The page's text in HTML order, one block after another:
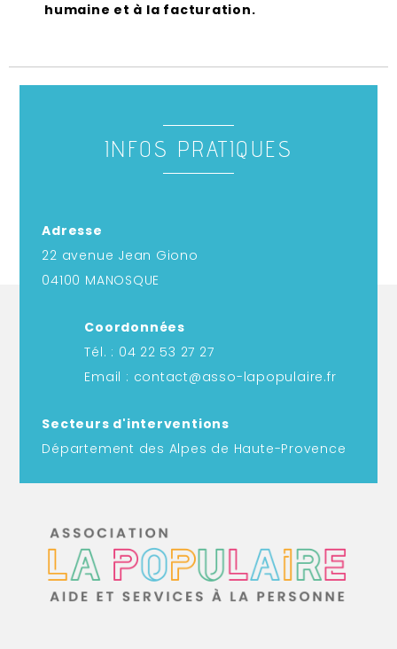
humaine et à la facturation.
INFOS PRATIQUES
Adresse
22 avenue Jean Giono
04100 MANOSQUE
Coordonnées
Tél. : 04 22 53 27 27
Email : contact@asso-lapopulaire.fr
Secteurs d'interventions
Département des Alpes de Haute-Provence